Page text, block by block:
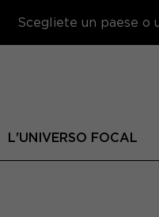
Scegliete un paese o
L'UNIVERSO FOCAL